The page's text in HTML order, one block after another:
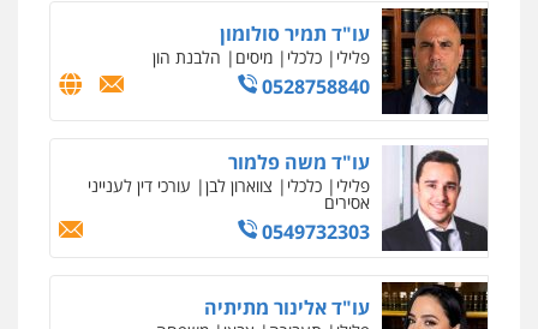
עו"ד ראוף נג'אר
פלילי עורכי דין לענייני אסירים מעצרים
סמים רכוש
0548009246
דוד אפרים משרד עורכי דין
פלילי מס הכנסה
0506209859